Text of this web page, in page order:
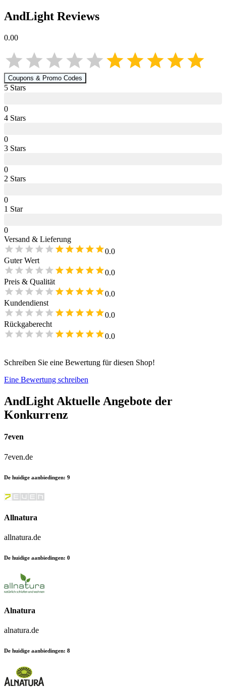
AndLight Reviews
0.00
Coupons & Promo Codes
5 Stars
0
4 Stars
0
3 Stars
0
2 Stars
0
1 Star
0
Versand & Lieferung
0.0
Guter Wert
0.0
Preis & Qualität
0.0
Kundendienst
0.0
Rückgaberecht
0.0
Schreiben Sie eine Bewertung für diesen Shop!
Eine Bewertung schreiben
AndLight Aktuelle Angebote der
Konkurrenz
7even
7even.de
De huidige aanbiedingen: 9
Allnatura
allnatura.de
De huidige aanbiedingen: 0
Alnatura
alnatura.de
De huidige aanbiedingen: 8